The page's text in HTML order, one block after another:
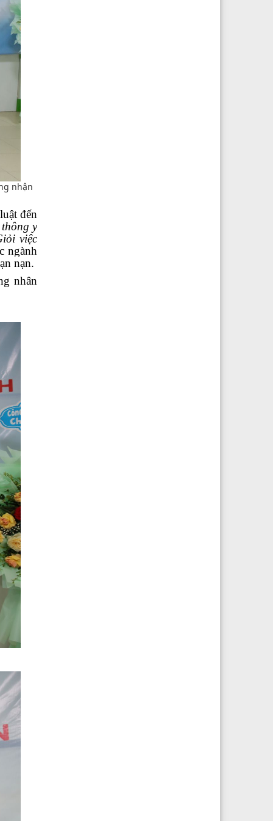
nhận
đến
y
việc
ngành
nạn.
nhân